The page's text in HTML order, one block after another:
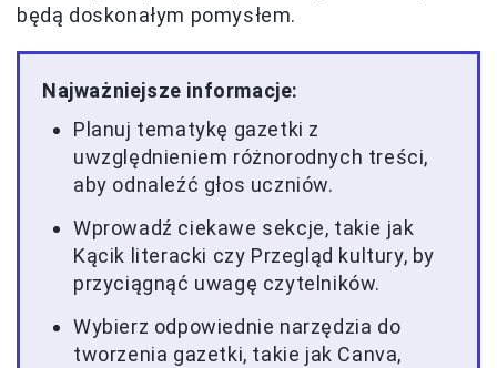
będą doskonałym pomysłem.
Najważniejsze informacje:
Planuj tematykę gazetki z
uwzględnieniem różnorodnych treści,
aby odnaleźć głos uczniów.
Wprowadź ciekawe sekcje, takie jak
Kącik literacki czy Przegląd kultury, by
przyciągnąć uwagę czytelników.
Wybierz odpowiednie narzędzia do
tworzenia gazetki, takie jak Canva,